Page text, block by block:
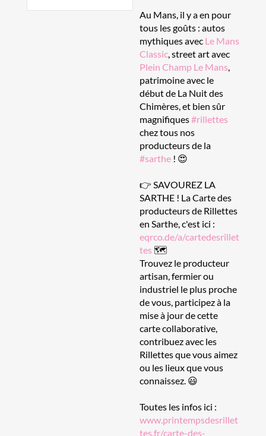
Au Mans, il y a en pour
tous les goûts : autos
mythiques avec Le Mans
Classic, street art avec
Plein Champ Le Mans,
patrimoine avec le
début de La Nuit des
Chimères, et bien sûr
magnifiques#rillettes
chez tous nos
producteurs de la
#sarthe! 😍
👉 SAVOUREZ LA
SARTHE ! La Carte des
producteurs de Rillettes
en Sarthe, c'est ici :
eqrco.de/a/cartedesrillet
tes 🗺️
Trouvez le producteur
artisan, fermier ou
industriel le plus proche
de vous, participez à la
mise à jour de cette
carte collaborative,
contribuez avec les
Rillettes que vous aimez
ou les lieux que vous
connaissez. 😃
Toutes les infos ici :
www.printempsdesrillet
tes.fr/carte-des-